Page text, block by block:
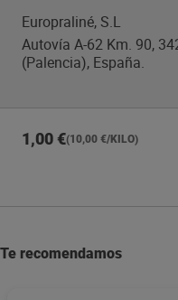
Europraliné, S.L
Autovía A-62 Km. 90,
(Palencia), España.
1,00 €(10,00 €/KILO)
Te recomendamos